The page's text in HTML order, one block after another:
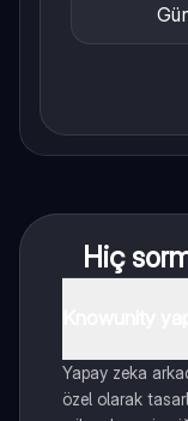
Hiç
Yapay zeka
özel olarak